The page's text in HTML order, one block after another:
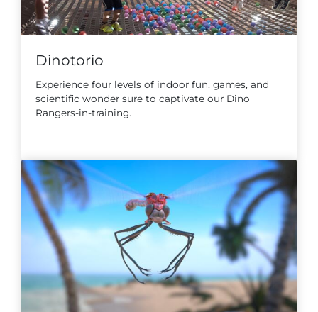
Dinotorio
Experience four levels of indoor fun, games, and
scientific wonder sure to captivate our Dino
Rangers-in-training.